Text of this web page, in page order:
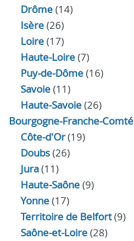
Drôme(14)
Isère(26)
Loire(17)
Haute-Loire(7)
Puy-de-Dôme(16)
Savoie(11)
Haute-Savoie(26)
Bourgogne-Franche-Comté
Côte-d'Or(19)
Doubs(26)
Jura(11)
Haute‑Saône(9)
Yonne(17)
Territoire de Belfort(9)
Saône-et-Loire(28)